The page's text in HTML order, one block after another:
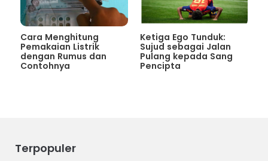
Cara Menghitung
Pemakaian Listrik
dengan Rumus dan
Contohnya
Ketiga Ego Tunduk:
Sujud sebagai Jalan
Pulang kepada Sang
Pencipta
Terpopuler